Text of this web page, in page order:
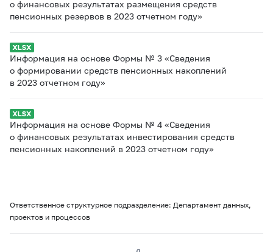
о финансовых результатах размещения средств
пенсионных резервов в 2023 отчетном году»
Информация на основе Формы № 3 «Сведения
о формировании средств пенсионных накоплений
в 2023 отчетном году»
Информация на основе Формы № 4 «Сведения
о финансовых результатах инвестирования средств
пенсионных накоплений в 2023 отчетном году»
Ответственное структурное подразделение: Департамент данных,
проектов и процессов